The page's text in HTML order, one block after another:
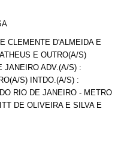
CLEMENTE D'ALMEIDA E
E OUTRO(A/S)
JANEIRO ADV.(A/S) :
S) INTDO.(A/S) :
RIO DE JANEIRO - METRO
DE OLIVEIRA E SILVA E